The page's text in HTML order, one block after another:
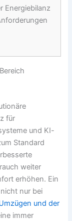
Energiebilanz
für
und KI-
Standard
weiter
erhöhen. Ein
nur bei
und der
immer